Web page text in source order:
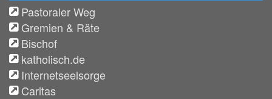
Pastoraler Weg
Gremien & Räte
Bischof
katholisch.de
Internetseelsorge
Caritas